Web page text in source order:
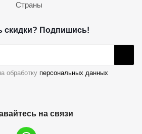
Страны
Подпишись!
обработку персональных данных
на связи